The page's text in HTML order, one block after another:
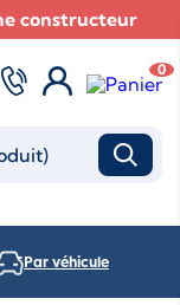
constructeur
0
Par véhicule